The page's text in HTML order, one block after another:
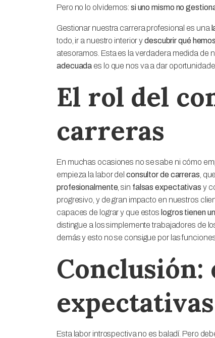
Pero no lo olvidemos: si uno mismo no
Gestionar nuestra carrera profesional es una
todo, ir a nuestro interior ydescubrir qué
atesoramos. Esta es la verdadera medida de
adecuada es lo que nos va a dar
El rol del
carreras
En muchas ocasiones no se sabe ni cómo
empieza la labor del consultor de carreras ,
profesionalmente, sin falsas expectativas y
progresivo, y de gran impacto en nuestros
capaces de lograr y que estos logros tienen
distingue a los simplemente trabajadores de
demás y esto no se consigue por las
Conclusión:
expectativas
Esta labor introspectiva no es baladí. Pero